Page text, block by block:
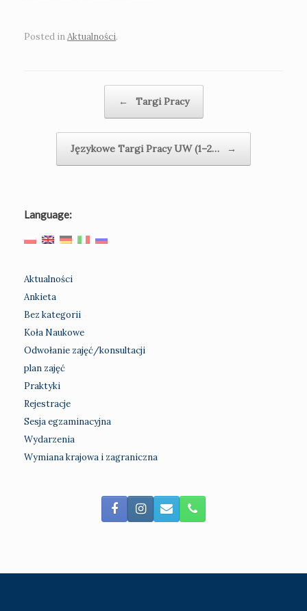
Posted inAktualności.
← Targi Pracy
Językowe Targi Pracy UW (1–2… →
Language:
Aktualności
Ankieta
Bez kategorii
Koła Naukowe
Odwołanie zajęć/konsultacji
plan zajęć
Praktyki
Rejestracje
Sesja egzaminacyjna
Wydarzenia
Wymiana krajowa i zagraniczna